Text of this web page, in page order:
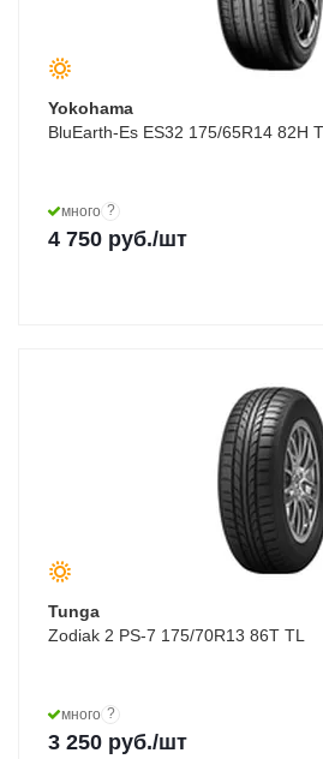
Yokohama
BluEarth-Es ES32 175/65R14 82H
много ?
4 750 руб./шт
Tunga
Zodiak 2 PS-7 175/70R13 86T TL
много ?
3 250 руб./шт